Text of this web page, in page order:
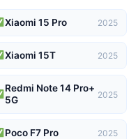
Xiaomi 15 Pro 2025
Xiaomi 15T 2025
Redmi Note 14 Pro+
5G
2025
Poco F7 Pro 2025